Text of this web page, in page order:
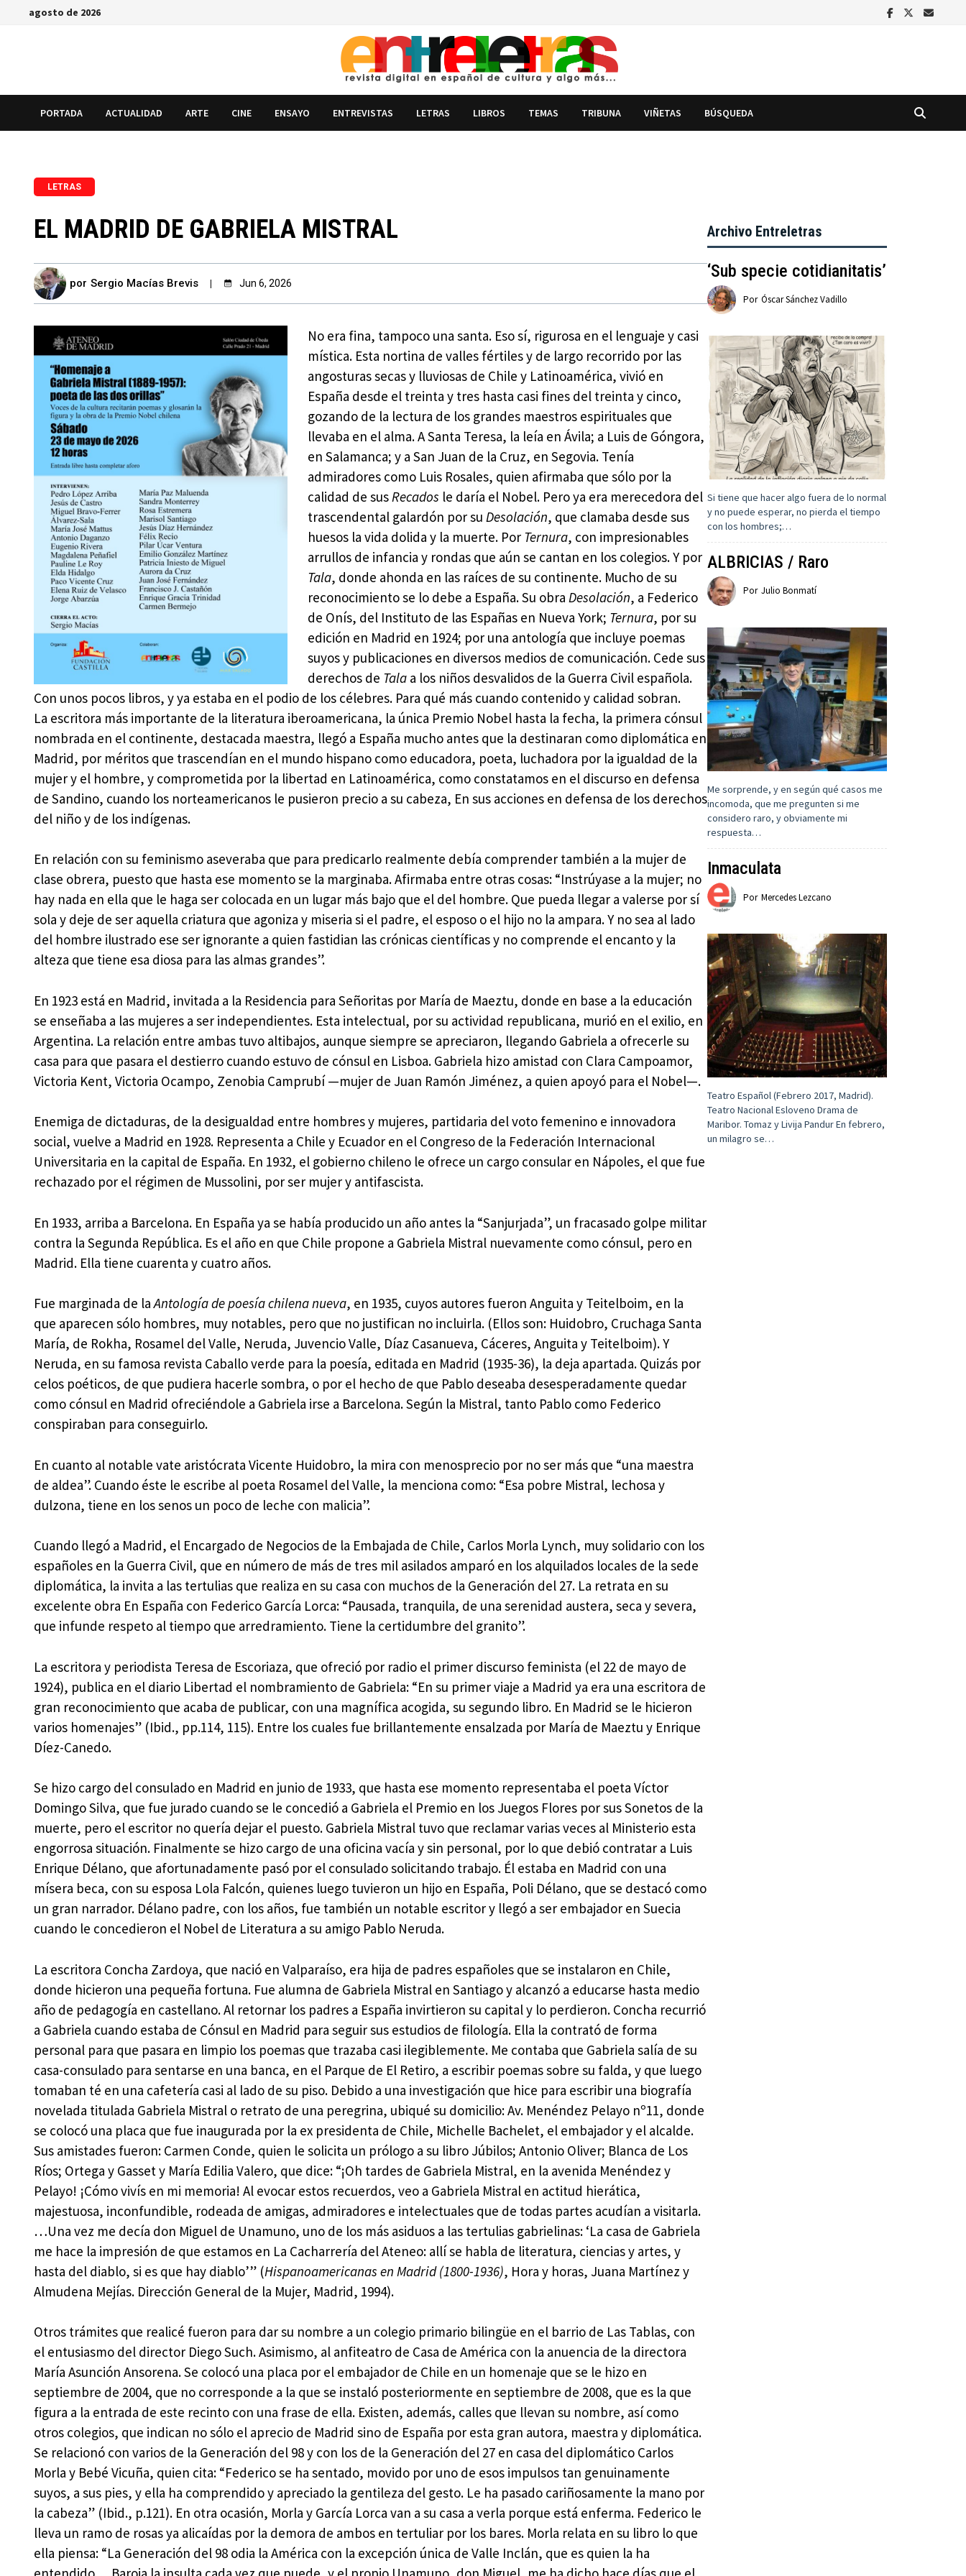
Saltaragosto de 2026
PORTADA ACTUALIDAD ARTE CINE ENSAYO ENTREVISTAS LETRAS LIBROS TEMAS TRIBUNA VIÑETAS BÚSQUEDA
LETRAS
EL MADRID DE GABRIELA MISTRAL
por Sergio Macías Brevis Jun 6, 2026
No era fina, tampoco una santa. Eso sí, rigurosa en el lenguaje y casi
mística. Esta nortina de valles fértiles y de largo recorrido por las
angosturas secas y lluviosas de Chile y Latinoamérica, vivió en
España desde el treinta y tres hasta casi fines del treinta y cinco,
gozando de la lectura de los grandes maestros espirituales que
llevaba en el alma. A Santa Teresa, la leía en Ávila; a Luis de Góngora,
en Salamanca; y a San Juan de la Cruz, en Segovia. Tenía
admiradores como Luis Rosales, quien afirmaba que sólo por la
calidad de susRecados le daría el Nobel. Pero ya era merecedora del
trascendental galardón por suDesolación, que clamaba desde sus
huesos la vida dolida y la muerte. Por Ternura, con impresionables
arrullos de infancia y rondas que aún se cantan en los colegios. Y por
Tala, donde ahonda en las raíces de su continente. Mucho de su
reconocimiento se lo debe a España. Su obraDesolación, a Federico
de Onís, del Instituto de las Españas en Nueva York; Ternura, por su
edición en Madrid en 1924; por una antología que incluye poemas
suyos y publicaciones en diversos medios de comunicación. Cede sus
derechos de Tala a los niños desvalidos de la Guerra Civil española.
Con unos pocos libros, y ya estaba en el podio de los célebres. Para qué más cuando contenido y calidad sobran.
La escritora más importante de la literatura iberoamericana, la única Premio Nobel hasta la fecha, la primera cónsul
nombrada en el continente, destacada maestra, llegó a España mucho antes que la destinaran como diplomática en
Madrid, por méritos que trascendían en el mundo hispano como educadora, poeta, luchadora por la igualdad de la
mujer y el hombre, y comprometida por la libertad en Latinoamérica, como constatamos en el discurso en defensa
de Sandino, cuando los norteamericanos le pusieron precio a su cabeza, En sus acciones en defensa de los derechos
del niño y de los indígenas.
En relación con su feminismo aseveraba que para predicarlo realmente debía comprender también a la mujer de
clase obrera, puesto que hasta ese momento se la marginaba. Afirmaba entre otras cosas: “Instrúyase a la mujer; no
hay nada en ella que le haga ser colocada en un lugar más bajo que el del hombre. Que pueda llegar a valerse por sí
sola y deje de ser aquella criatura que agoniza y miseria si el padre, el esposo o el hijo no la ampara. Y no sea al lado
del hombre ilustrado ese ser ignorante a quien fastidian las crónicas científicas y no comprende el encanto y la
alteza que tiene esa diosa para las almas grandes”.
En 1923 está en Madrid, invitada a la Residencia para Señoritas por María de Maeztu, donde en base a la educación
se enseñaba a las mujeres a ser independientes. Esta intelectual, por su actividad republicana, murió en el exilio, en
Argentina. La relación entre ambas tuvo altibajos, aunque siempre se apreciaron, llegando Gabriela a ofrecerle su
casa para que pasara el destierro cuando estuvo de cónsul en Lisboa. Gabriela hizo amistad con Clara Campoamor,
Victoria Kent, Victoria Ocampo, Zenobia Camprubí —mujer de Juan Ramón Jiménez, a quien apoyó para el Nobel—.
Enemiga de dictaduras, de la desigualdad entre hombres y mujeres, partidaria del voto femenino e innovadora
social, vuelve a Madrid en 1928. Representa a Chile y Ecuador en el Congreso de la Federación Internacional
Universitaria en la capital de España. En 1932, el gobierno chileno le ofrece un cargo consular en Nápoles, el que fue
rechazado por el régimen de Mussolini, por ser mujer y antifascista.
En 1933, arriba a Barcelona. En España ya se había producido un año antes la “Sanjurjada”, un fracasado golpe militar
contra la Segunda República. Es el año en que Chile propone a Gabriela Mistral nuevamente como cónsul, pero en
Madrid. Ella tiene cuarenta y cuatro años.
Fue marginada de laAntología de poesía chilena nueva, en 1935, cuyos autores fueron Anguita y Teitelboim, en la
que aparecen sólo hombres, muy notables, pero que no justifican no incluirla. (Ellos son: Huidobro, Cruchaga Santa
María, de Rokha, Rosamel del Valle, Neruda, Juvencio Valle, Díaz Casanueva, Cáceres, Anguita y Teitelboim). Y
Neruda, en su famosa revista Caballo verde para la poesía, editada en Madrid (1935-36), la deja apartada. Quizás por
celos poéticos, de que pudiera hacerle sombra, o por el hecho de que Pablo deseaba desesperadamente quedar
como cónsul en Madrid ofreciéndole a Gabriela irse a Barcelona. Según la Mistral, tanto Pablo como Federico
conspiraban para conseguirlo.
En cuanto al notable vate aristócrata Vicente Huidobro, la mira con menosprecio por no ser más que “una maestra
de aldea”. Cuando éste le escribe al poeta Rosamel del Valle, la menciona como: “Esa pobre Mistral, lechosa y
dulzona, tiene en los senos un poco de leche con malicia”.
Cuando llegó a Madrid, el Encargado de Negocios de la Embajada de Chile, Carlos Morla Lynch, muy solidario con los
españoles en la Guerra Civil, que en número de más de tres mil asilados amparó en los alquilados locales de la sede
diplomática, la invita a las tertulias que realiza en su casa con muchos de la Generación del 27. La retrata en su
excelente obra En España con Federico García Lorca: “Pausada, tranquila, de una serenidad austera, seca y severa,
que infunde respeto al tiempo que arredramiento. Tiene la certidumbre del granito”.
La escritora y periodista Teresa de Escoriaza, que ofreció por radio el primer discurso feminista (el 22 de mayo de
1924), publica en el diario Libertad el nombramiento de Gabriela: “En su primer viaje a Madrid ya era una escritora de
gran reconocimiento que acaba de publicar, con una magnífica acogida, su segundo libro. En Madrid se le hicieron
varios homenajes” (Ibid., pp.114, 115). Entre los cuales fue brillantemente ensalzada por María de Maeztu y Enrique
Díez-Canedo.
Se hizo cargo del consulado en Madrid en junio de 1933, que hasta ese momento representaba el poeta Víctor
Domingo Silva, que fue jurado cuando se le concedió a Gabriela el Premio en los Juegos Flores por sus Sonetos de la
muerte, pero el escritor no quería dejar el puesto. Gabriela Mistral tuvo que reclamar varias veces al Ministerio esta
engorrosa situación. Finalmente se hizo cargo de una oficina vacía y sin personal, por lo que debió contratar a Luis
Enrique Délano, que afortunadamente pasó por el consulado solicitando trabajo. Él estaba en Madrid con una
mísera beca, con su esposa Lola Falcón, quienes luego tuvieron un hijo en España, Poli Délano, que se destacó como
un gran narrador. Délano padre, con los años, fue también un notable escritor y llegó a ser embajador en Suecia
cuando le concedieron el Nobel de Literatura a su amigo Pablo Neruda.
La escritora Concha Zardoya, que nació en Valparaíso, era hija de padres españoles que se instalaron en Chile,
donde hicieron una pequeña fortuna. Fue alumna de Gabriela Mistral en Santiago y alcanzó a educarse hasta medio
año de pedagogía en castellano. Al retornar los padres a España invirtieron su capital y lo perdieron. Concha recurrió
a Gabriela cuando estaba de Cónsul en Madrid para seguir sus estudios de filología. Ella la contrató de forma
personal para que pasara en limpio los poemas que trazaba casi ilegiblemente. Me contaba que Gabriela salía de su
casa-consulado para sentarse en una banca, en el Parque de El Retiro, a escribir poemas sobre su falda, y que luego
tomaban té en una cafetería casi al lado de su piso. Debido a una investigación que hice para escribir una biografía
novelada titulada Gabriela Mistral o retrato de una peregrina, ubiqué su domicilio: Av. Menéndez Pelayo nº11, donde
se colocó una placa que fue inaugurada por la ex presidenta de Chile, Michelle Bachelet, el embajador y el alcalde.
Sus amistades fueron: Carmen Conde, quien le solicita un prólogo a su libro Júbilos; Antonio Oliver; Blanca de Los
Ríos; Ortega y Gasset y María Edilia Valero, que dice: “¡Oh tardes de Gabriela Mistral, en la avenida Menéndez y
Pelayo! ¡Cómo vivís en mi memoria! Al evocar estos recuerdos, veo a Gabriela Mistral en actitud hierática,
majestuosa, inconfundible, rodeada de amigas, admiradores e intelectuales que de todas partes acudían a visitarla.
…Una vez me decía don Miguel de Unamuno, uno de los más asiduos a las tertulias gabrielinas: ‘La casa de Gabriela
me hace la impresión de que estamos en La Cacharrería del Ateneo: allí se habla de literatura, ciencias y artes, y
hasta del diablo, si es que hay diablo’” (Hispanoamericanas en Madrid (1800-1936), Hora y horas, Juana Martínez y
Almudena Mejías. Dirección General de la Mujer, Madrid, 1994).
Otros trámites que realicé fueron para dar su nombre a un colegio primario bilingüe en el barrio de Las Tablas, con
el entusiasmo del director Diego Such. Asimismo, al anfiteatro de Casa de América con la anuencia de la directora
María Asunción Ansorena. Se colocó una placa por el embajador de Chile en un homenaje que se le hizo en
septiembre de 2004, que no corresponde a la que se instaló posteriormente en septiembre de 2008, que es la que
figura a la entrada de este recinto con una frase de ella. Existen, además, calles que llevan su nombre, así como
otros colegios, que indican no sólo el aprecio de Madrid sino de España por esta gran autora, maestra y diplomática.
Se relacionó con varios de la Generación del 98 y con los de la Generación del 27 en casa del diplomático Carlos
Morla y Bebé Vicuña, quien cita: “Federico se ha sentado, movido por uno de esos impulsos tan genuinamente
suyos, a sus pies, y ella ha comprendido y apreciado la gentileza del gesto. Le ha pasado cariñosamente la mano por
la cabeza” (Ibid., p.121). En otra ocasión, Morla y García Lorca van a su casa a verla porque está enferma. Federico le
lleva un ramo de rosas ya alicaídas por la demora de ambos en tertuliar por los bares. Morla relata en su libro lo que
ella piensa: “La Generación del 98 odia la América con la excepción única de Valle Inclán, que es quien la ha
Archivo Entreletras
‘Sub specie cotidianitatis’
Por Óscar Sánchez Vadillo
Si tiene que hacer algo fuera de lo normal
y no puede esperar, no pierda el tiempo
con los hombres;…
ALBRICIAS / Raro
Por Julio Bonmatí
Me sorprende, y en según qué casos me
incomoda, que me pregunten si me
considero raro, y obviamente mi
respuesta…
Inmaculata
Por Mercedes Lezcano
Teatro Español (Febrero 2017, Madrid).
Teatro Nacional Esloveno Drama de
Maribor. Tomaz y Livija Pandur En febrero,
un milagro se…